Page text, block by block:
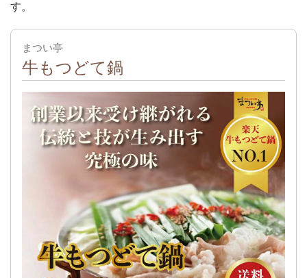
す。
まつい亭
牛もつどて鍋